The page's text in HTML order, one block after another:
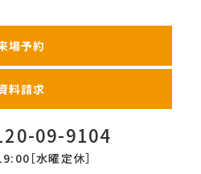
場予約
料請求
09-9104
［水曜定休］